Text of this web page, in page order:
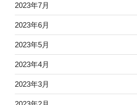
2023年7月
2023年6月
2023年5月
2023年4月
2023年3月